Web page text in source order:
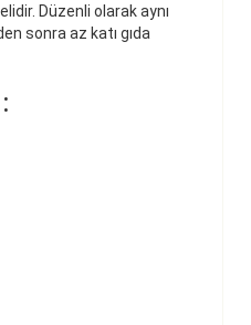
Düzenli olarak aynı
sonra az katı gıda